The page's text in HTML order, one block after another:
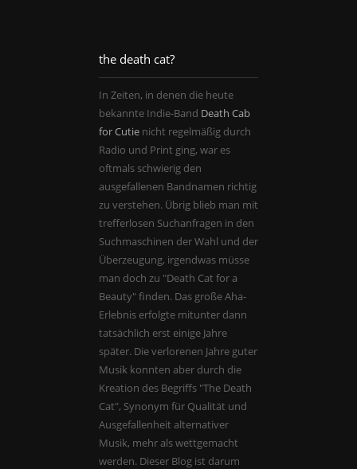
the death cat?
In Zeiten, in denen die heute
bekannte Indie-Band Death Cab
for Cutie nicht regelmäßig durch
Radio und Print ging, war es
oftmals schwierig den
ausgefallenen Bandnamen richtig
zu verstehen. Übrig blieb man mit
trefferlosen Suchanfragen in den
Suchmaschinen der Wahl und der
Überzeugung, irgendwas müsse
man doch zu "Death Cat for a
Beauty" finden. Das große Aha-
Erlebnis erfolgte mitunter dann
tatsächlich erst einige Jahre
später. Die verlorenen Jahre guter
Musik konnten aber durch die
Kreation des Begriffs "The Death
Cat", Synonym für Qualität und
Ausgefallenheit alternativer
Musik, mehr als wettgemacht
werden. Dieser Blog ist darum